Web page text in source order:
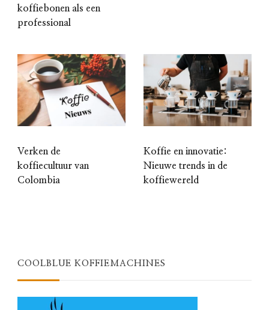
koffiebonen als een
professional
Verken de
koffiecultuur van
Colombia
Koffie en innovatie:
Nieuwe trends in de
koffiewereld
COOLBLUE KOFFIEMACHINES